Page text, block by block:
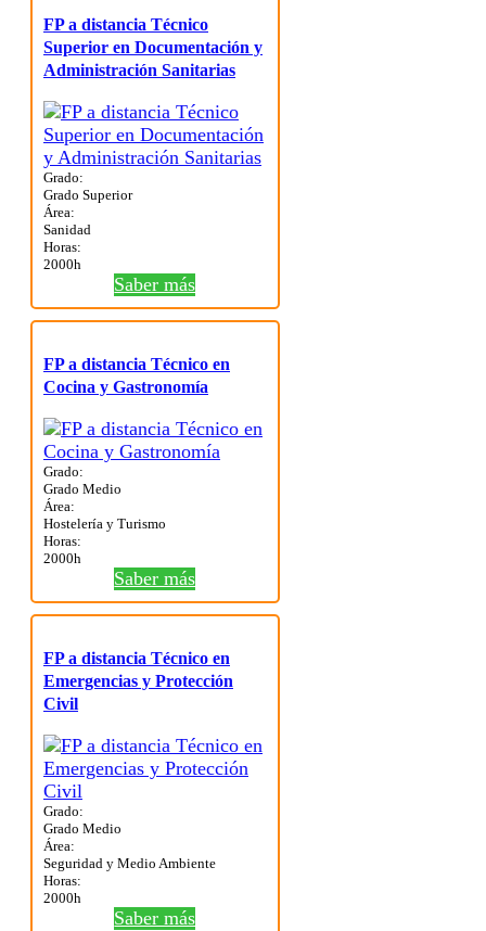
FP a distancia Técnico
Superior en Documentación y
Administración Sanitarias
Grado:
Grado Superior
Área:
Sanidad
Horas:
2000h
Saber más
FP a distancia Técnico en
Cocina y Gastronomía
Grado:
Grado Medio
Área:
Hostelería y Turismo
Horas:
2000h
Saber más
FP a distancia Técnico en
Emergencias y Protección
Civil
Grado:
Grado Medio
Área:
Seguridad y Medio Ambiente
Horas:
2000h
Saber más